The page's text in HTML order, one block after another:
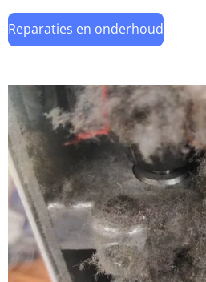
Reparaties en onderhoud